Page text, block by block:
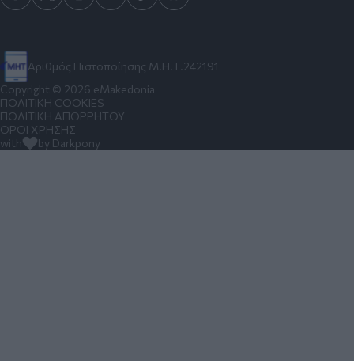
Αριθμός Πιστοποίησης Μ.Η.Τ.242191
Copyright © 2026 eMakedonia
ΠΟΛΙΤΙΚΗ COOKIES
ΠΟΛΙΤΙΚΗ ΑΠΟΡΡΗΤΟΥ
ΟΡΟΙ ΧΡΗΣΗΣ
with
by Darkpony